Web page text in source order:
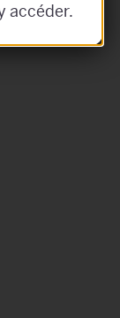
accéder.